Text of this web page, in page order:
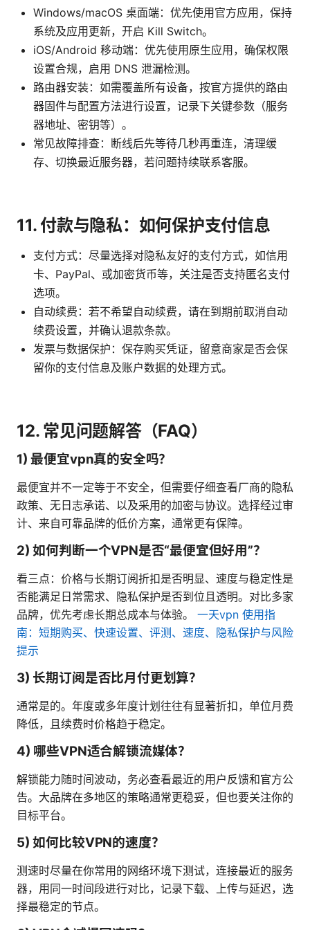
Windows/macOS 桌面端：优先使用官方应用，保持
系统及应用更新，开启 Kill Switch。
iOS/Android 移动端：优先使用原生应用，确保权限
设置合规，启用 DNS 泄漏检测。
路由器安装：如需覆盖所有设备，按官方提供的路由
器固件与配置方法进行设置，记录下关键参数（服务
器地址、密钥等）。
常见故障排查：断线后先等待几秒再重连，清理缓
存、切换最近服务器，若问题持续联系客服。
11. 付款与隐私：如何保护支付信息
支付方式：尽量选择对隐私友好的支付方式，如信用
卡、PayPal、或加密货币等，关注是否支持匿名支付
选项。
自动续费：若不希望自动续费，请在到期前取消自动
续费设置，并确认退款条款。
发票与数据保护：保存购买凭证，留意商家是否会保
留你的支付信息及账户数据的处理方式。
12. 常见问题解答（FAQ）
1) 最便宜vpn真的安全吗？
最便宜并不一定等于不安全，但需要仔细查看厂商的隐私
政策、无日志承诺、以及采用的加密与协议。选择经过审
计、来自可靠品牌的低价方案，通常更有保障。
2) 如何判断一个VPN是否“最便宜但好用”？
看三点：价格与长期订阅折扣是否明显、速度与稳定性是
否能满足日常需求、隐私保护是否到位且透明。对比多家
品牌，优先考虑长期总成本与体验。 一天vpn 使用指
南：短期购买、快速设置、评测、速度、隐私保护与风险
提示
3) 长期订阅是否比月付更划算？
通常是的。年度或多年度计划往往有显著折扣，单位月费
降低，且续费时价格趋于稳定。
4) 哪些VPN适合解锁流媒体？
解锁能力随时间波动，务必查看最近的用户反馈和官方公
告。大品牌在多地区的策略通常更稳妥，但也要关注你的
目标平台。
5) 如何比较VPN的速度？
测速时尽量在你常用的网络环境下测试，连接最近的服务
器，用同一时间段进行对比，记录下载、上传与延迟，选
择最稳定的节点。